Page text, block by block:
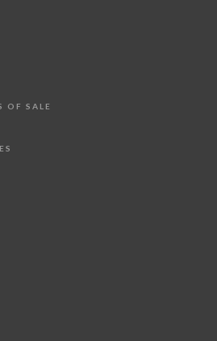
OF SALE